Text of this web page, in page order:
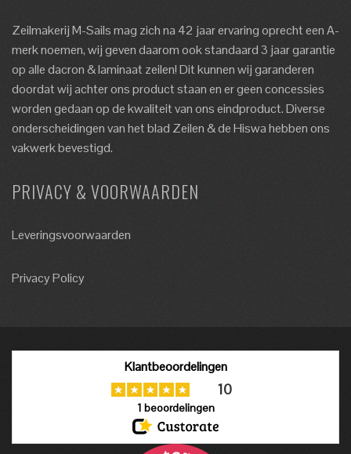
Zeilmakerij M-Sails mag zich na 42 jaar ervaring oprecht een A-
merk noemen, wij geven daarom ook standaard 3 jaar garantie
op alle dacron & laminaat zeilen! Dit kunnen wij garanderen
doordat wij achter ons product staan en er geen concessies
worden gedaan op de kwaliteit van ons eindproduct. Diverse
onderscheidingen van het blad Zeilen & de Hiswa hebben ons
vakwerk bevestigd.
PRIVACY & VOORWAARDEN
Leveringsvoorwaarden
Privacy Policy
Klantbeoordelingen
10
1 beoordelingen